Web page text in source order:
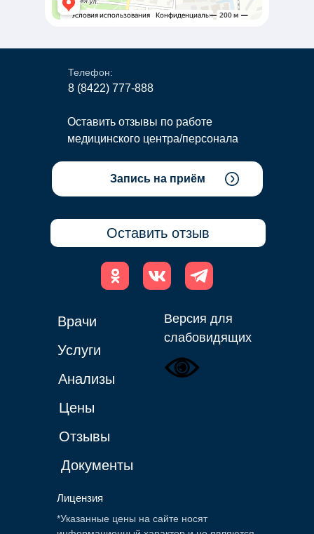
Телефон:
8 (8422) 777-888
Наш E-mail
Услуги
Цены
Отзывы
Документы
Запись на приём
Врачи
Оставить отзывы по работе
медицинского центра/персонала
Версия для
слабовидящих
*Указанные цены на сайте носят
Лицензия
Анализы
Оставить отзыв